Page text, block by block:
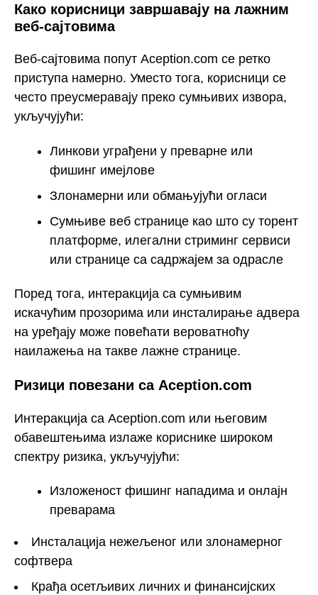
Како корисници завршавају на лажним
веб-сајтовима
Веб-сајтовима попут Aception.com се ретко
приступа намерно. Уместо тога, корисници се
често преусмеравају преко сумњивих извора,
укључујући:
Линкови уграђени у преварне или
фишинг имејлове
Злонамерни или обмањујући огласи
Сумњиве веб странице као што су торент
платформе, илегални стриминг сервиси
или странице са садржајем за одрасле
Поред тога, интеракција са сумњивим
искачућим прозорима или инсталирање адвера
на уређају може повећати вероватноћу
наилажења на такве лажне странице.
Ризици повезани са Aception.com
Интеракција са Aception.com или његовим
обавештењима излаже кориснике широком
спектру ризика, укључујући:
Изложеност фишинг нападима и онлајн
преварама
Инсталација нежељеног или злонамерног
софтвера
Крађа осетљивих личних и финансијских